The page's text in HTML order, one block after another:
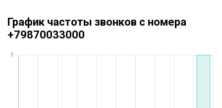
График частоты звонков с номера
+79870033000